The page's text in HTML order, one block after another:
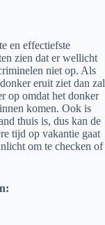
en effectiefste
zien dat er wellicht
niet op. Als
eruit ziet dan zal
op omdat het donker
komen. Ook is
thuis is, dus kan de
tijd op vakantie gaat
om te checken of